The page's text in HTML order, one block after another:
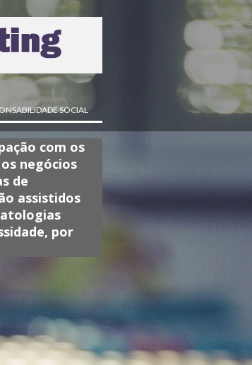
SOCIAL
com os
negócios
de
assistidos
por